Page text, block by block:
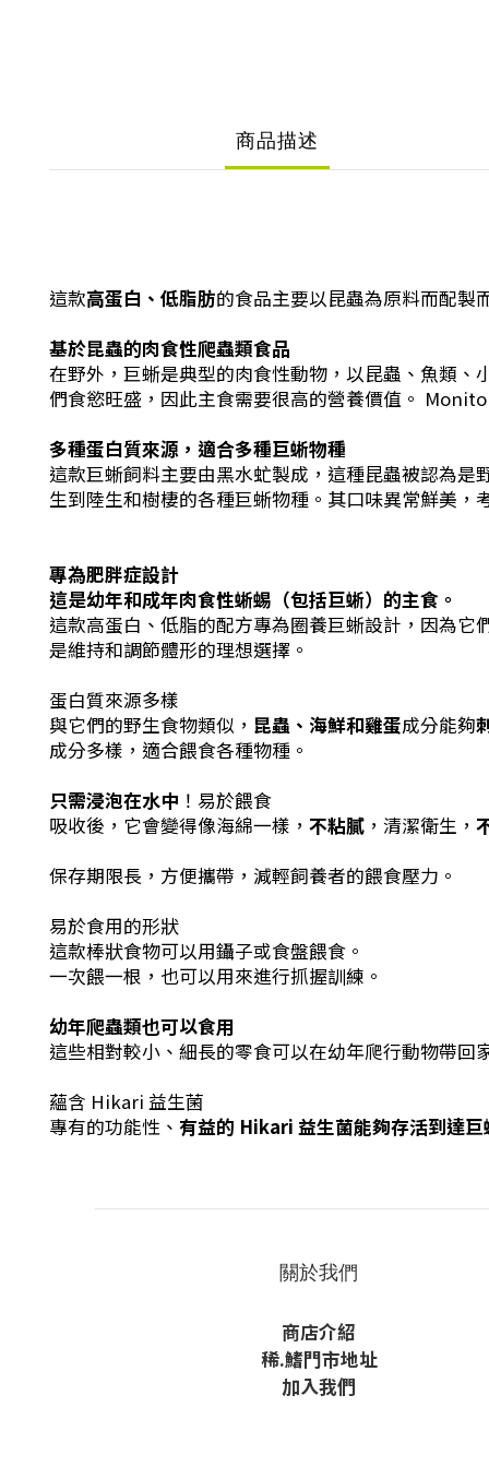
商品描述
這款高蛋白、低脂肪的食品主要以昆蟲為原料而配製
基於昆蟲的肉食性爬蟲類食品
在野外，巨蜥是典型的肉食性動物，以昆蟲、魚類
們食慾旺盛，因此主食需要很高的營養價值。
多種蛋白質來源，適合多種巨蜥物種
這款巨蜥飼料主要由黑水虻製成，這種昆蟲被認為
生到陸生和樹棲的各種巨蜥物種。其口味異常鮮美
專為肥胖症設計
這是幼年和成年肉食性蜥蜴（包括巨蜥）的主食。
這款高蛋白、低脂的配方專為圈養巨蜥設計，因為它
是維持和調節體形的理想選擇。
蛋白質來源多樣
與它們的野生食物類似， 昆蟲、海鮮和雞蛋成分能夠
成分多樣，適合餵食各種物種。
只需浸泡在水中 ！易於餵食
吸收後，它會變得像海綿一樣， 不粘膩 ，清潔衛生，
保存期限長，方便攜帶，減輕飼養者的餵食壓力。
易於食用的形狀
這款棒狀食物可以用鑷子或食盤餵食。
一次餵一根，也可以用來進行抓握訓練。
幼年爬蟲類也可以食用
這些相對較小、細長的零食可以在幼年爬行動物帶回
蘊含 Hikari 益生菌
專有的功能性、 有益的 Hikari 益生菌能夠存活到達
關於我們
商店介紹
稀.鰭門市地址
加入我們